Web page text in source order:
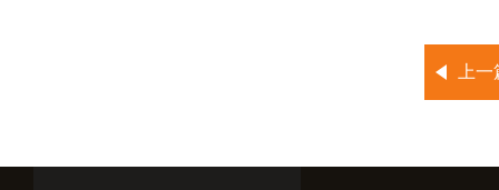
上